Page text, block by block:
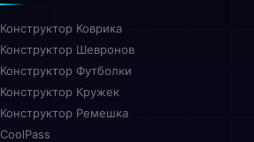
Конструктор Коврика
Конструктор Шевронов
Конструктор Футболки
Конструктор Кружек
Конструктор Ремешка
CoolPass